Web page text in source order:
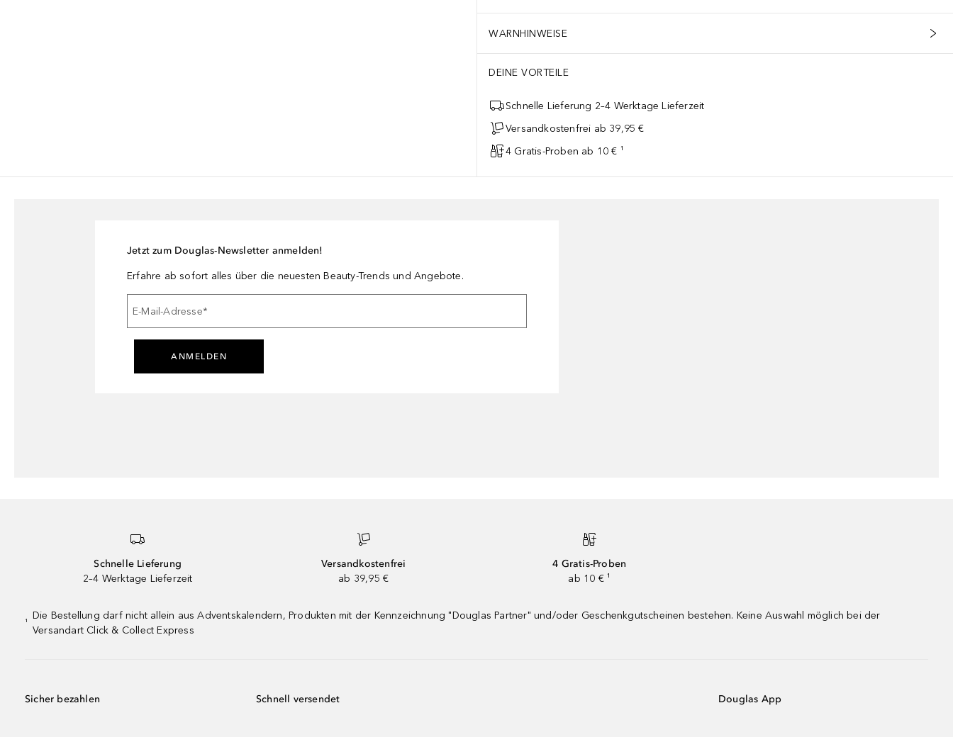
WARNHINWEISE
DEINE VORTEILE
Schnelle Lieferung 2–4 Werktage Lieferzeit
Versandkostenfrei ab 39,95 €
4 Gratis-Proben ab 10 € ¹
Jetzt zum Douglas-Newsletter anmelden!
Erfahre ab sofort alles über die neuesten Beauty-Trends und Angebote.
E-Mail-Adresse*
ANMELDEN
Schnelle Lieferung
2–4 Werktage Lieferzeit
Versandkostenfrei
ab 39,95 €
4 Gratis-Proben
ab 10 € ¹
¹
Die Bestellung darf nicht allein aus Adventskalendern, Produkten mit der Kennzeichnung "Douglas Partner" und/oder Geschenkgutscheinen bestehen. Keine Auswahl möglich bei der
Versandart Click & Collect Express
Sicher bezahlen Schnell versendet Douglas App